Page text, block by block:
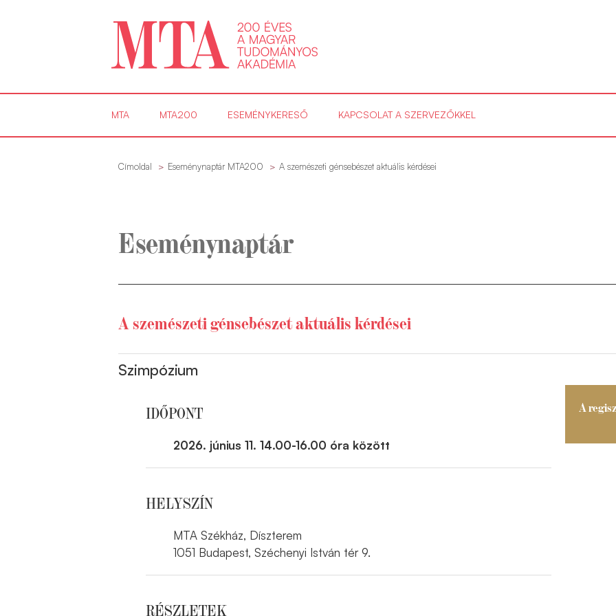
MTA MTA200 ESEMÉNYKERESŐ KAPCSOLAT A SZERVEZŐKKEL
Címoldal Eseménynaptár MTA200 A szemészeti génsebészet aktuális kérdései
Eseménynaptár
A szemészeti génsebészet aktuális kérdései
Szimpózium
A
IDŐPONT
2026. június 11. 14.00-16.00 óra között
HELYSZÍN
MTA Székház, Díszterem
1051 Budapest, Széchenyi István tér 9.
RÉSZLETEK